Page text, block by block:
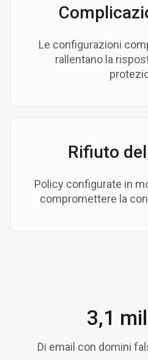
Le configurazioni
rallentano la
Rifiuto
Policy configurate in
compromettere la
3,1
Di email con domini